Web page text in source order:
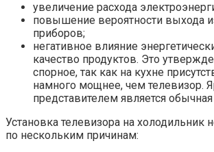
увеличение расхода
повышение вероятности выхода
приборов;
негативное влияние
качество продуктов. Это
спорное, так как на кухне
намного мощнее, чем телевизор.
представителем является
Установка телевизора на холодильник
по нескольким причинам: